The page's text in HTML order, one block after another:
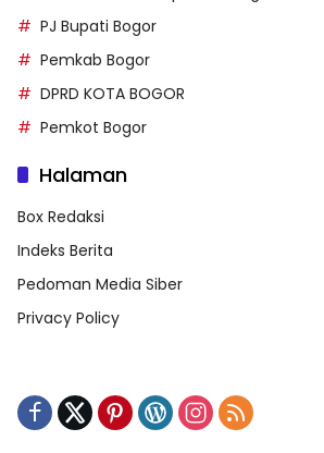
PJ Bupati Bogor
Pemkab Bogor
DPRD KOTA BOGOR
Pemkot Bogor
Halaman
Box Redaksi
Indeks Berita
Pedoman Media Siber
Privacy Policy